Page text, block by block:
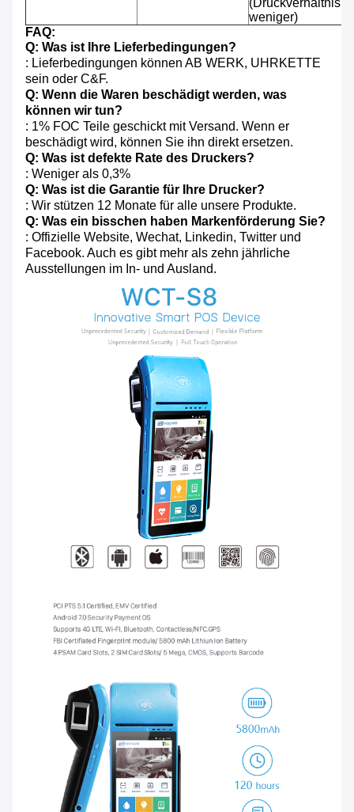
(Druckverhältnis
weniger)
FAQ:
Q: Was ist Ihre Lieferbedingungen?
: Lieferbedingungen können AB WERK, UHRKETTE
sein oder C&F.
Q: Wenn die Waren beschädigt werden, was
können wir tun?
: 1% FOC Teile geschickt mit Versand. Wenn er
beschädigt wird, können Sie ihn direkt ersetzen.
Q: Was ist defekte Rate des Druckers?
: Weniger als 0,3%
Q: Was ist die Garantie für Ihre Drucker?
: Wir stützen 12 Monate für alle unsere Produkte.
Q: Was ein bisschen haben Markenförderung Sie?
: Offizielle Website, Wechat, Linkedin, Twitter und
Facebook. Auch es gibt mehr als zehn jährliche
Ausstellungen im In- und Ausland.